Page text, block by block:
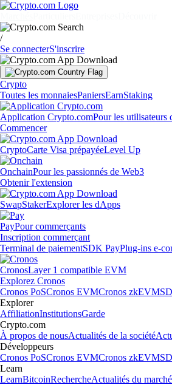
/
Se connecterS'inscrire
Crypto
Toutes les monnaiesPaniersEarnStaking
Application Crypto.comPour les utilisateurs
Commencer
CryptoCarte Visa prépayéeLevel Up
OnchainPour les passionnés de Web3
Obtenir l'extension
SwapStakerExplorer les dApps
PayPour commerçants
Inscription commerçant
Terminal de paiementSDK PayPlug-ins e-
CronosLayer 1 compatible EVM
Explorez Cronos
Cronos PoSCronos EVMCronos zkEVM
Explorer
AffiliationInstitutionsGarde
Crypto.com
À propos de nousActualités de la société
Développeurs
Cronos PoSCronos EVMCronos zkEVM
Learn
LearnBitcoinRechercheActualités du marché